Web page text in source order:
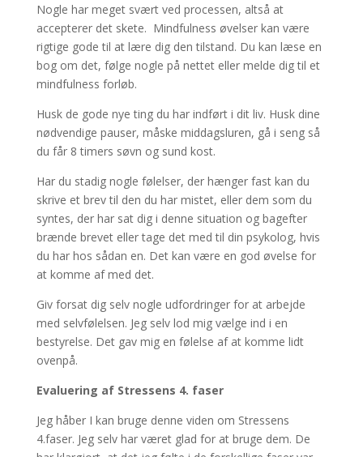
Nogle har meget svært ved processen, altså at
accepterer det skete. Mindfulness øvelser kan være
rigtige gode til at lære dig den tilstand. Du kan læse en
bog om det, følge nogle på nettet eller melde dig til et
mindfulness forløb.
Husk de gode nye ting du har indført i dit liv. Husk dine
nødvendige pauser, måske middagsluren, gå i seng så
du får 8 timers søvn og sund kost.
Har du stadig nogle følelser, der hænger fast kan du
skrive et brev til den du har mistet, eller dem som du
syntes, der har sat dig i denne situation og bagefter
brænde brevet eller tage det med til din psykolog, hvis
du har hos sådan en. Det kan være en god øvelse for
at komme af med det.
Giv forsat dig selv nogle udfordringer for at arbejde
med selvfølelsen. Jeg selv lod mig vælge ind i en
bestyrelse. Det gav mig en følelse af at komme lidt
ovenpå.
Evaluering af Stressens 4. faser
Jeg håber I kan bruge denne viden om Stressens
4.faser. Jeg selv har været glad for at bruge dem. De